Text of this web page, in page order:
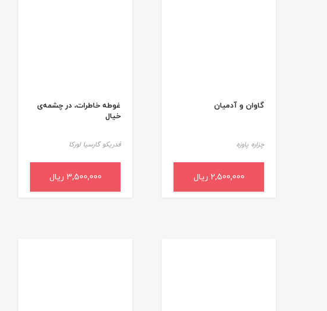
گاوان و آدمیان
چزاره پاوزه
2,500,000 ریال
افزودن به سبد خرید
غوطه خاطرات، در چشمه‌ی
خیال
فدریکو گارسیا لورکا
3,500,000 ریال
افزودن به سبد خرید